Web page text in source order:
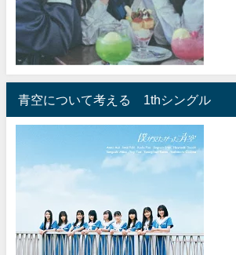
青空について考える 1thシングル